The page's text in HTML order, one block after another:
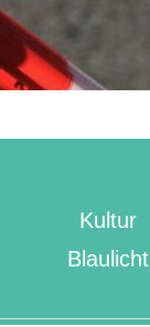
Kultur
Blaulicht